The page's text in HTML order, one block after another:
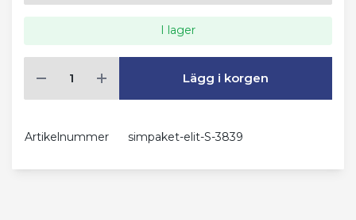
I lager
Lägg i korgen
Artikelnummer simpaket-elit-S-3839